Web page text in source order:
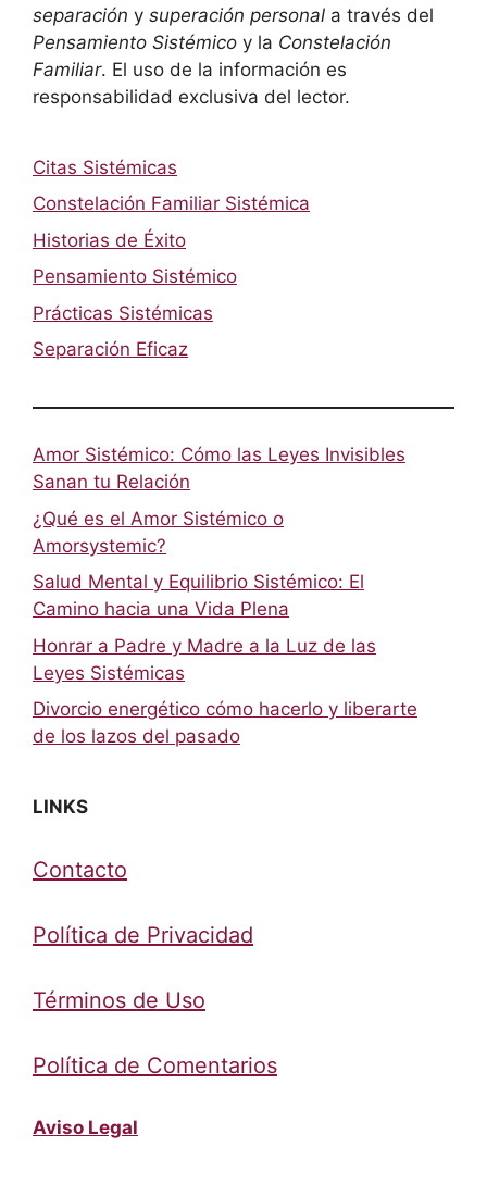
separación y superación personal a través del
Pensamiento Sistémico y la Constelación
Familiar. El uso de la información es
responsabilidad exclusiva del lector.
Citas Sistémicas
Constelación Familiar Sistémica
Historias de Éxito
Pensamiento Sistémico
Prácticas Sistémicas
Separación Eficaz
Amor Sistémico: Cómo las Leyes Invisibles
Sanan tu Relación
¿Qué es el Amor Sistémico o
Amorsystemic?
Salud Mental y Equilibrio Sistémico: El
Camino hacia una Vida Plena
Honrar a Padre y Madre a la Luz de las
Leyes Sistémicas
Divorcio energético cómo hacerlo y liberarte
de los lazos del pasado
LINKS
Contacto
Política de Privacidad
Términos de Uso
Política de Comentarios
Aviso Legal